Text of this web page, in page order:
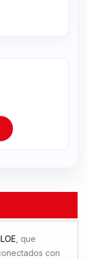
, que
con